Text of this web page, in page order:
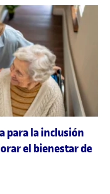
para la inclusión
el bienestar de